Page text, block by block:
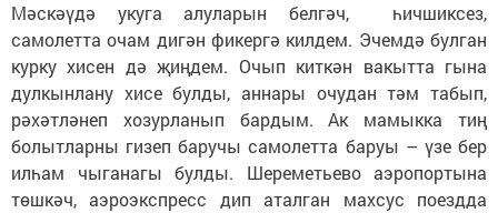
Мәскәүдә укуга алуларын белгәч, һичшиксез,
самолетта очам дигән фикергә килдем. Эчемдә булган
курку хисен дә җиңдем. Очып киткән вакытта гына
дулкынлану хисе булды, аннары очудан тәм табып,
рәхәтләнеп хозурланып бардым. Ак мамыкка тиң
болытларны гизеп баручы самолетта баруы – үзе бер
илһам чыганагы булды. Шереметьево аэропортына
төшкәч, аэроэкспресс дип аталган махсус поездда